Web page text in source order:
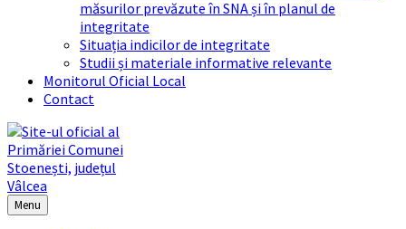
măsurilor prevăzute în SNA și în planul de
integritate
Situația indicilor de integritate
Studii și materiale informative relevante
Monitorul Oficial Local
Contact
Menu